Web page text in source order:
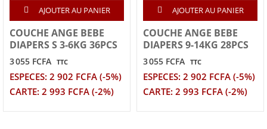
AJOUTER AU PANIER
COUCHE ANGE BEBE
DIAPERS S 3-6KG 36PCS
3 055 FCFA TTC
ESPECES: 2 902 FCFA (-5%)
CARTE: 2 993 FCFA (-2%)
AJOUTER AU PANIER
COUCHE ANGE BEBE
DIAPERS 9-14KG 28PCS
3 055 FCFA TTC
ESPECES: 2 902 FCFA (-5%)
CARTE: 2 993 FCFA (-2%)